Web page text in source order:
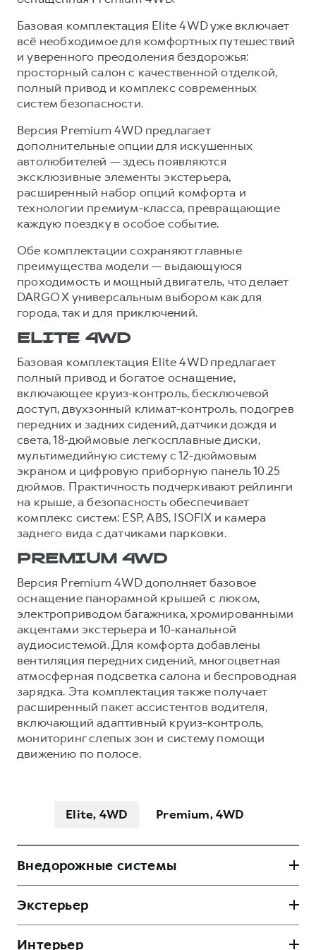
(докатка)
Объем багажника при сложенных задних
сиденьях, л
1404
Базовая комплектация Elite 4WD уже включает
всё необходимое для комфортных путешествий
и уверенного преодоления бездорожья:
просторный салон с качественной отделкой,
полный привод и комплекс современных
систем безопасности.
Версия Premium 4WD предлагает
дополнительные опции для искушенных
автолюбителей — здесь появляются
эксклюзивные элементы экстерьера,
расширенный набор опций комфорта и
технологии премиум-класса, превращающие
каждую поездку в особое событие.
Обе комплектации сохраняют главные
преимущества модели — выдающуюся
проходимость и мощный двигатель, что делает
DARGO X универсальным выбором как для
города, так и для приключений.
ELITE 4WD
Базовая комплектация Elite 4WD предлагает
полный привод и богатое оснащение,
включающее круиз-контроль, бесключевой
доступ, двухзонный климат-контроль, подогрев
передних и задних сидений, датчики дождя и
света, 18-дюймовые легкосплавные диски,
мультимедийную систему с 12-дюймовым
экраном и цифровую приборную панель 10.25
дюймов. Практичность подчеркивают рейлинги
на крыше, а безопасность обеспечивает
комплекс систем: ESP, ABS, ISOFIX и камера
заднего вида с датчиками парковки.
PREMIUM 4WD
Версия Premium 4WD дополняет базовое
оснащение панорамной крышей с люком,
электроприводом багажника, хромированными
акцентами экстерьера и 10-канальной
аудиосистемой. Для комфорта добавлены
вентиляция передних сидений, многоцветная
атмосферная подсветка салона и беспроводная
зарядка. Эта комплектация также получает
расширенный пакет ассистентов водителя,
включающий адаптивный круиз-контроль,
мониторинг слепых зон и систему помощи
движению по полосе.
Elite, 4WD Premium, 4WD
Внедорожные системы
поддержания постоянной скорости на
бездорожье (Cruise Control Off-road)
Экспертный режим бездорожья
Экстерьер
Интерьер